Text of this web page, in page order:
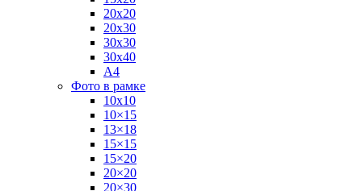
20х20
20х30
30х30
30х40
А4
Фото в рамке
10х10
10×15
13×18
15×15
15×20
20×20
20×30